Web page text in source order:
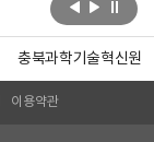
충북과학기술혁신원
이용약관